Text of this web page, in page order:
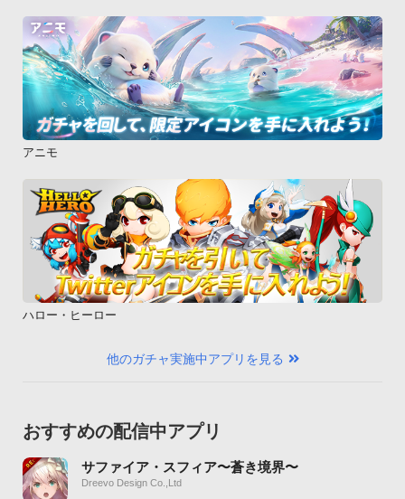
アニモ
ハロー・ヒーロー
他のガチャ実施中アプリを見る
おすすめの配信中アプリ
サファイア・スフィア〜蒼き境界〜
Dreevo Design Co.,Ltd